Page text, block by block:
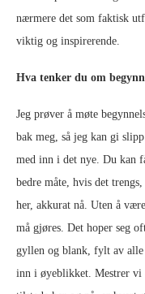
nærmere det som faktisk
viktig og inspirerende.
Hva tenker du om
Jeg prøver å møte
bak meg, så jeg kan gi
med inn i det nye. Du kan
bedre måte, hvis det
her, akkurat nå. Uten å
må gjøres. Det hoper seg
gyllen og blank, fylt av alle
inn i øyeblikket. Mestrer